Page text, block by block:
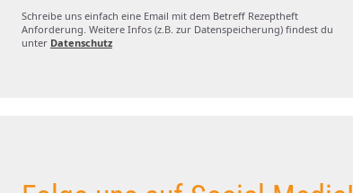
Schreibe uns einfach eine Email mit dem Betreff Rezeptheft
Anforderung. Weitere Infos (z.B. zur Datenspeicherung) findest du
unter Datenschutz